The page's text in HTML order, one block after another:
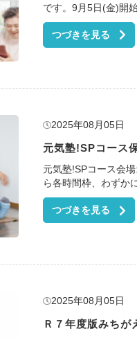
です。9月5日(金)開
つづきを見る
2025年08月05日
元気塾!SPコース
元気塾!SPコース会
ら各時間枠、わずか
つづきを見る
2025年08月05日
Ｒ７年度版みちが